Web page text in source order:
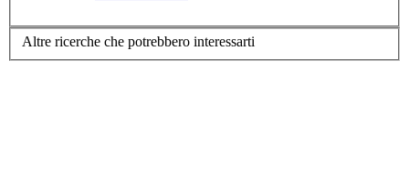
Altre ricerche che potrebbero interessarti